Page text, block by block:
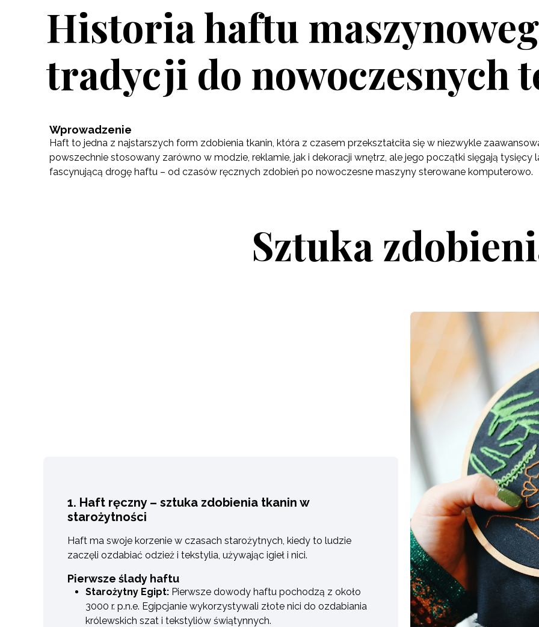
Historia haftu
tradycji do nowoczesnych
Wprowadzenie
Haft to jedna z najstarszych form zdobienia tkanin, która z czasem przekształciła się w niezwykle
powszechnie stosowany zarówno w modzie, reklamie, jak i dekoracji wnętrz, ale jego początki sięgają
fascynującą drogę haftu – od czasów ręcznych zdobień po nowoczesne maszyny sterowane komputerowo.
Sztuka
1. Haft ręczny – sztuka zdobienia tkanin w
starożytności
Haft ma swoje korzenie w czasach starożytnych, kiedy to ludzie
zaczęli ozdabiać odzież i tekstylia, używając igieł i nici.
Pierwsze ślady haftu
Starożytny Egipt: Pierwsze dowody haftu pochodzą z około
3000 r. p.n.e. Egipcjanie wykorzystywali złote nici do ozdabiania
królewskich szat i tekstyliów świątynnych.